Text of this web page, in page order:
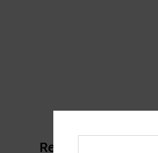
Recensioni dei clienti